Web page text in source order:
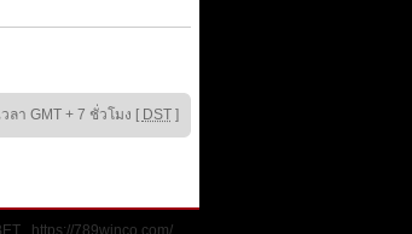
วลา GMT + 7 ชั่วโมง [ DST]
https://789winco.com/